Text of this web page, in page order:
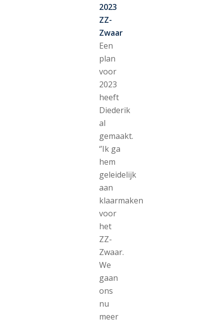
2023
ZZ-
Zwaar
Een
plan
voor
2023
heeft
Diederik
al
gemaakt.
‘’Ik ga
hem
geleidelijk
aan
klaarmaken
voor
het
ZZ-
Zwaar.
We
gaan
ons
nu
meer